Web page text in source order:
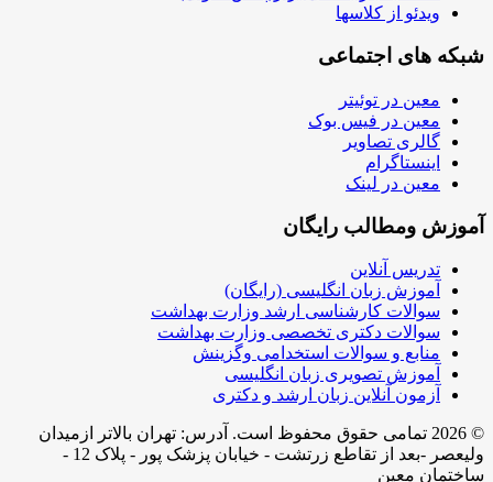
ویدئو از کلاسها
شبکه های اجتماعی
معین در توئیتر
معین در فیس بوک
گالری تصاویر
اینستاگرام
معین در لینک
آموزش ومطالب رایگان
تدریس آنلاین
آموزش زبان انگلیسی (رایگان)
سوالات کارشناسی ارشد وزارت بهداشت
سوالات دکتری تخصصی وزارت بهداشت
منابع و سوالات استخدامی وگزینش
آموزش تصویری زبان انگلیسی
آزمون آنلاین زبان ارشد و دکتری
© 2026 تمامی حقوق محفوظ است. آدرس:‌ تهران بالاتر ازمیدان
ولیعصر -بعد از تقاطع زرتشت - خیابان پزشک پور - پلاک 12 -
ساختمان معین